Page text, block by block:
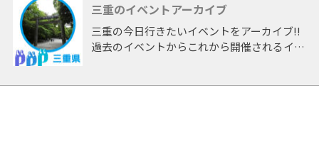
三重のイベントアーカイブ
三重の今日行きたいイベントをアーカイブ!!
過去のイベントからこれから開催されるイベ